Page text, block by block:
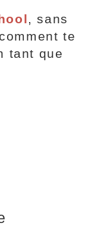
, sans
te
tant que